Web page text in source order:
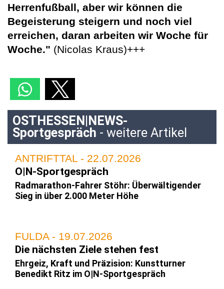
Herrenfußball, aber wir können die
Begeisterung steigern und noch viel
erreichen, daran arbeiten wir Woche für
Woche." (Nicolas Kraus)+++
OSTHESSEN|NEWS-
Sportgespräch - weitere Artikel
ANTRIFTTAL - 22.07.2026
O|N-Sportgespräch
Radmarathon-Fahrer Stöhr: Überwältigender
Sieg in über 2.000 Meter Höhe
FULDA - 19.07.2026
Die nächsten Ziele stehen fest
Ehrgeiz, Kraft und Präzision: Kunstturner
Benedikt Ritz im O|N-Sportgespräch